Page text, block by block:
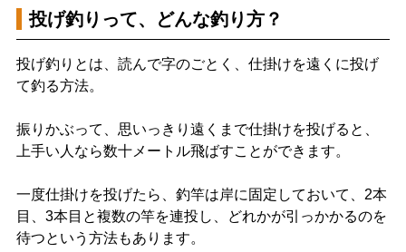
投げ釣りって、どんな釣り方？
投げ釣りとは、読んで字のごとく、仕掛けを遠くに投げ
て釣る方法。
振りかぶって、思いっきり遠くまで仕掛けを投げると、
上手い人なら数十メートル飛ばすことができます。
一度仕掛けを投げたら、釣竿は岸に固定しておいて、2本
目、3本目と複数の竿を連投し、どれかが引っかかるのを
待つという方法もあります。